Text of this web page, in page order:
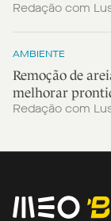
Redação com
AMBIENTE
Remoção de
melhorar
Redação com